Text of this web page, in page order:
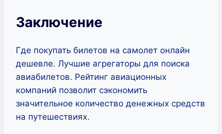
Заключение
Где покупать билетов на самолет онлайн
дешевле. Лучшие агрегаторы для поиска
авиабилетов. Рейтинг авиационных
компаний позволит сэкономить
значительное количество денежных средств
на путешествиях.